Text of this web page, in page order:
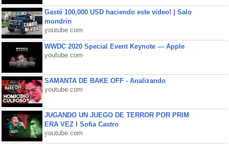
Gasté 100,000 USD haciendo este video! | Salo
mondrin
youtube.com
WWDC 2020 Special Event Keynote — Apple
youtube.com
SAMANTA DE BAKE OFF - Analizando
youtube.com
JUGANDO UN JUEGO DE TERROR POR PRIM
ERA VEZ l Sofia Castro
youtube.com